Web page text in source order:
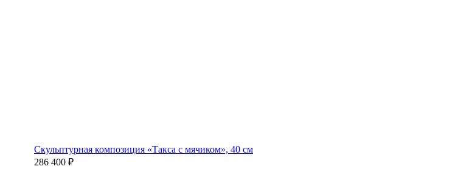
Скульптурная композиция «Такса с мячиком», 40 см
286 400 ₽